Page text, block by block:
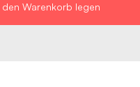
den Warenkorb legen